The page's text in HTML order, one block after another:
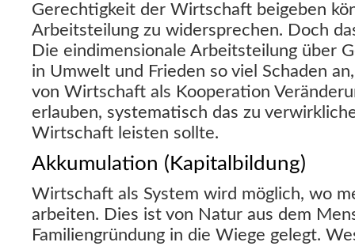
Gerechtigkeit der Wirtschaft beigeben
Arbeitsteilung zu widersprechen. Doch
Die eindimensionale Arbeitsteilung über
in Umwelt und Frieden so viel Schaden
von Wirtschaft als Kooperation
erlauben, systematisch das zu
Wirtschaft leisten sollte.
Akkumulation (Kapitalbildung)
Wirtschaft als System wird möglich, wo
arbeiten. Dies ist von Natur aus dem
Familiengründung in die Wiege gelegt.